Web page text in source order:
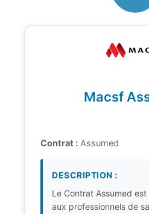
Macsf
Contrat : Assumed
DESCRIPTION :
Le Contrat Assumed
aux professionnels de